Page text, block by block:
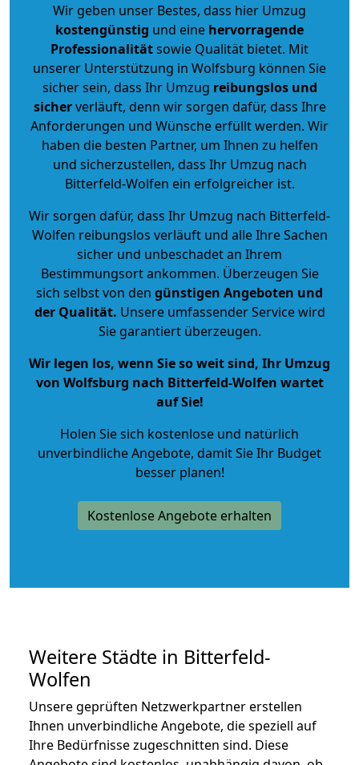
Wir geben unser Bestes, dass hier Umzug
kostengünstig und eine hervorragende
Professionalitätsowie Qualität bietet. Mit
unserer Unterstützung in Wolfsburg können Sie
sicher sein, dass Ihr Umzug reibungslos und
sicherverläuft, denn wir sorgen dafür, dass Ihre
Anforderungen und Wünsche erfüllt werden. Wir
haben die besten Partner, um Ihnen zu helfen
und sicherzustellen, dass Ihr Umzug nach
Bitterfeld-Wolfen ein erfolgreicher ist.
Wir sorgen dafür, dass Ihr Umzug nach Bitterfeld-
Wolfen reibungslos verläuft und alle Ihre Sachen
sicher und unbeschadet an Ihrem
Bestimmungsort ankommen. Überzeugen Sie
sich selbst von den günstigen Angeboten und
der Qualität. Unsere umfassender Service wird
Sie garantiert überzeugen.
Wir legen los, wenn Sie so weit sind, Ihr Umzug
von Wolfsburg nach Bitterfeld-Wolfen wartet
auf Sie!
Holen Sie sich kostenlose und natürlich
unverbindliche Angebote, damit Sie Ihr Budget
besser planen!
Kostenlose Angebote erhalten
Weitere Städte in Bitterfeld-
Wolfen
Unsere geprüften Netzwerkpartner erstellen
Ihnen unverbindliche Angebote, die speziell auf
Ihre Bedürfnisse zugeschnitten sind. Diese